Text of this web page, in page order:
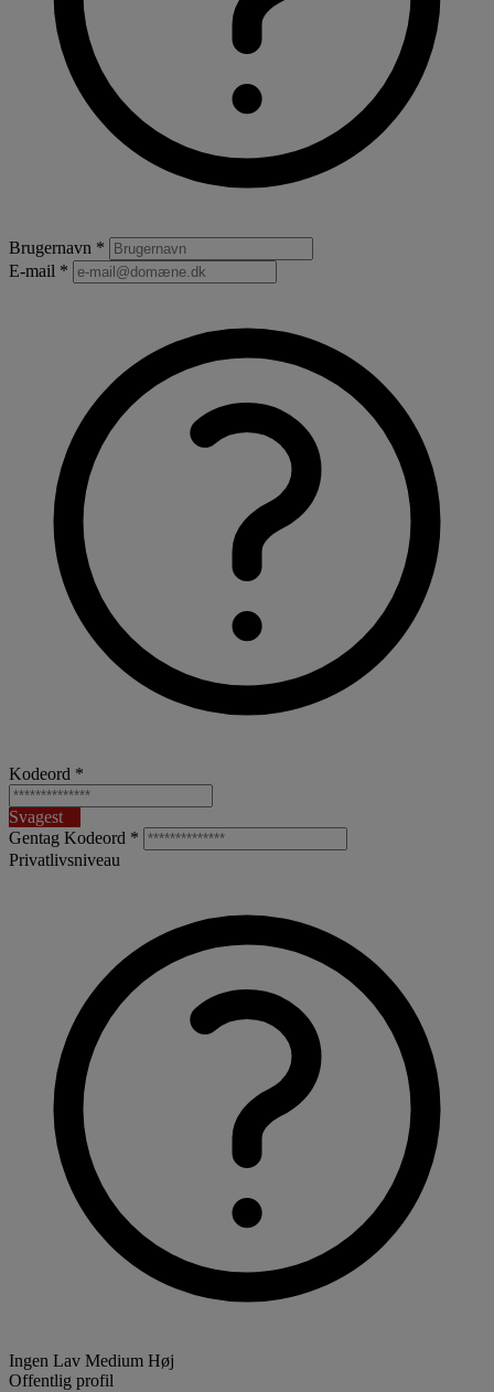
Brugernavn *
E-mail *
Kodeord *
Svagest
Gentag Kodeord *
Privatlivsniveau
Ingen Lav Medium Høj
Offentlig profil